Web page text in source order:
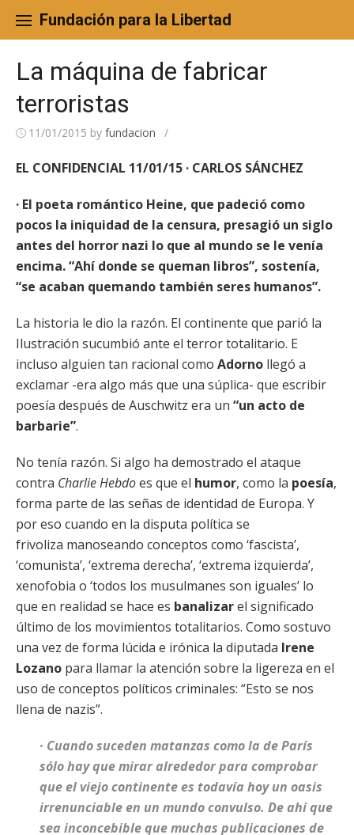
content
Fundación para la Libertad
La máquina de fabricar
terroristas
11/01/2015 by fundacion /
EL CONFIDENCIAL 11/01/15 · CARLOS SÁNCHEZ
· El poeta romántico Heine, que padeció como
pocos la iniquidad de la censura, presagió un siglo
antes del horror nazi lo que al mundo se le venía
encima. “Ahí donde se queman libros”, sostenía,
“se acaban quemando también seres humanos”.
La historia le dio la razón. El continente que parió la
Ilustración sucumbió ante el terror totalitario. E
incluso alguien tan racional como Adorno llegó a
exclamar -era algo más que una súplica- que escribir
poesía después de Auschwitz era un “un acto de
barbarie”.
No tenía razón. Si algo ha demostrado el ataque
contra Charlie Hebdoes que el humor, como la poesía,
forma parte de las señas de identidad de Europa. Y
por eso cuando en la disputa política se
frivoliza manoseando conceptos como ‘fascista’,
‘comunista’, ‘extrema derecha’, ‘extrema izquierda’,
xenofobia o ‘todos los musulmanes son iguales’ lo
que en realidad se hace es banalizarel significado
último de los movimientos totalitarios. Como sostuvo
una vez de forma lúcida e irónica la diputada Irene
Lozano para llamar la atención sobre la ligereza en el
uso de conceptos políticos criminales: “Esto se nos
llena de nazis”.
· Cuando suceden matanzas como la de París
sólo hay que mirar alrededor para comprobar
que el viejo continente es todavía hoy un oasis
irrenunciable en un mundo convulso. De ahí que
sea inconcebible que muchas publicaciones de